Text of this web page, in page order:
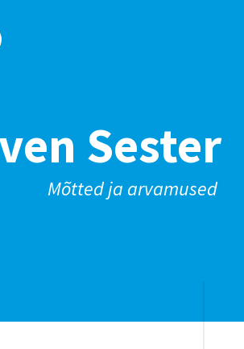
Sester
Mõtted ja arvamused